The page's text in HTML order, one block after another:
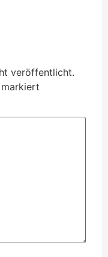
veröffentlicht.
markiert